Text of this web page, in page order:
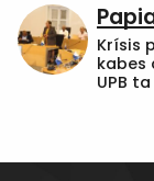
Krísis
kabes
UPB